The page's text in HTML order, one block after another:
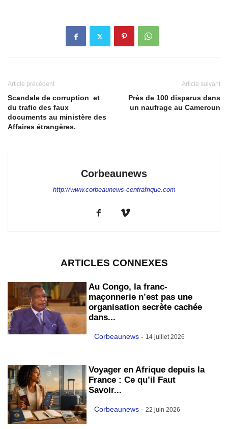
Article précédent
Scandale de corruption et
du trafic des faux
documents au ministère des
Affaires étrangères.
Article suivant
Près de 100 disparus dans
un naufrage au Cameroun
Corbeaunews
http://www.corbeaunews-centrafrique.com
ARTICLES CONNEXES
Au Congo, la franc-
maçonnerie n’est pas une
organisation secrète cachée
dans...
Corbeaunews - 14 juillet 2026
Voyager en Afrique depuis la
France : Ce qu’il Faut
Savoir...
Corbeaunews - 22 juin 2026